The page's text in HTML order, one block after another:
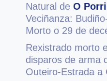
Natural de O
Veciñanza:
Morto o 29 de
Rexistrado morto
disparos de arma
Outeiro-Estrada a